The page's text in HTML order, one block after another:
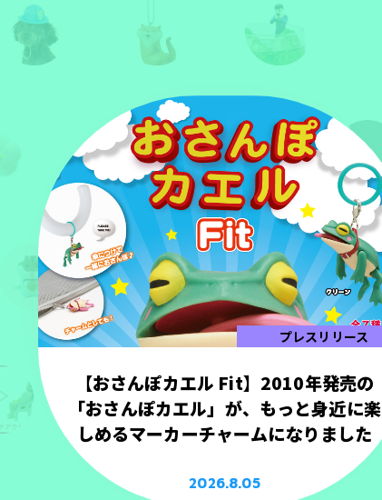
プレスリリース
【おさんぽカエル Fit】2010年発売の
「おさんぽカエル」が、もっと身近に楽
しめるマーカーチャームになりました
2026.8.05